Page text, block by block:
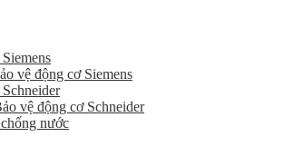
vệ động cơ Siemens
vệ động cơ Schneider
nước